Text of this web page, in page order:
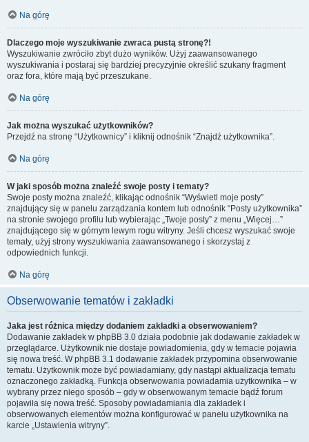
Na górę
Dlaczego moje wyszukiwanie zwraca pustą stronę?!
Wyszukiwanie zwróciło zbyt dużo wyników. Użyj zaawansowanego
wyszukiwania i postaraj się bardziej precyzyjnie określić szukany fragment
oraz fora, które mają być przeszukane.
Na górę
Jak można wyszukać użytkowników?
Przejdź na stronę “Użytkownicy” i kliknij odnośnik “Znajdź użytkownika”.
Na górę
W jaki sposób można znaleźć swoje posty i tematy?
Swoje posty można znaleźć, klikając odnośnik “Wyświetl moje posty”
znajdujący się w panelu zarządzania kontem lub odnośnik “Posty użytkownika”
na stronie swojego profilu lub wybierając „Twoje posty” z menu „Więcej…”
znajdującego się w górnym lewym rogu witryny. Jeśli chcesz wyszukać swoje
tematy, użyj strony wyszukiwania zaawansowanego i skorzystaj z
odpowiednich funkcji.
Na górę
Obserwowanie tematów i zakładki
Jaka jest różnica między dodaniem zakładki a obserwowaniem?
Dodawanie zakładek w phpBB 3.0 działa podobnie jak dodawanie zakładek w
przeglądarce. Użytkownik nie dostaje powiadomienia, gdy w temacie pojawia
się nowa treść. W phpBB 3.1 dodawanie zakładek przypomina obserwowanie
tematu. Użytkownik może być powiadamiany, gdy nastąpi aktualizacja tematu
oznaczonego zakładką. Funkcja obserwowania powiadamia użytkownika – w
wybrany przez niego sposób – gdy w obserwowanym temacie bądź forum
pojawiła się nowa treść. Sposoby powiadamiania dla zakładek i
obserwowanych elementów można konfigurować w panelu użytkownika na
karcie „Ustawienia witryny”.